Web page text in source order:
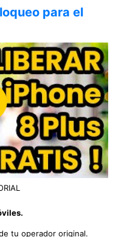
para el
tu operador original.